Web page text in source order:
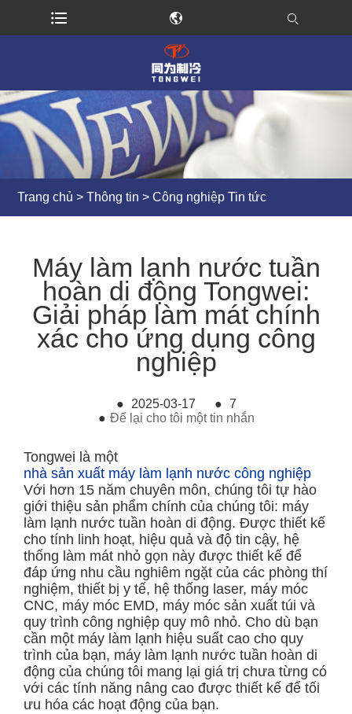
Trang chủ > Thông tin >Công nghiệp Tin tức
Máy làm lạnh nước tuần
hoàn di động Tongwei:
Giải pháp làm mát chính
xác cho ứng dụng công
nghiệp
● 2025-03-17 ●
7
● Để lại cho tôi một tin nhắn
Tongwei là một
nhà sản xuất máy làm lạnh nước công nghiệp
Với hơn 15 năm chuyên môn, chúng tôi tự hào
giới thiệu sản phẩm chính của chúng tôi: máy
làm lạnh nước tuần hoàn di động. Được thiết kế
cho tính linh hoạt, hiệu quả và độ tin cậy, hệ
thống làm mát nhỏ gọn này được thiết kế để
đáp ứng nhu cầu nghiêm ngặt của các phòng thí
nghiệm, thiết bị y tế, hệ thống laser, máy móc
CNC, máy móc EMD, máy móc sản xuất túi và
quy trình công nghiệp quy mô nhỏ. Cho dù bạn
cần một máy làm lạnh hiệu suất cao cho quy
trình của bạn, máy làm lạnh nước tuần hoàn di
động của chúng tôi mang lại giá trị chưa từng có
với các tính năng nâng cao được thiết kế để tối
ưu hóa các hoạt động của bạn.